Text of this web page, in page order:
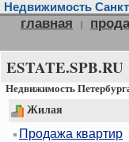
Недвижимость
главная |
ESTATE.SPB.RU
Недвижимость
Жилая
Продажа квартир